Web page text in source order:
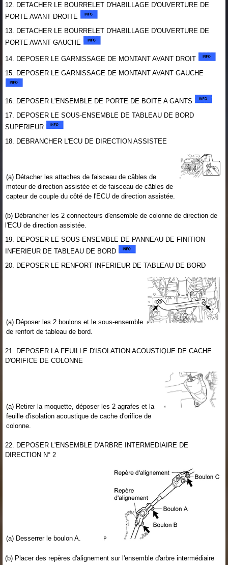
12. DETACHER LE BOURRELET D'HABILLAGE D'OUVERTURE DE
PORTE AVANT DROITE
13. DETACHER LE BOURRELET D'HABILLAGE D'OUVERTURE DE
PORTE AVANT GAUCHE
14. DEPOSER LE GARNISSAGE DE MONTANT AVANT DROIT
15. DEPOSER LE GARNISSAGE DE MONTANT AVANT GAUCHE
16. DEPOSER L'ENSEMBLE DE PORTE DE BOITE A GANTS
17. DEPOSER LE SOUS-ENSEMBLE DE TABLEAU DE BORD
SUPERIEUR
18. DEBRANCHER L'ECU DE DIRECTION ASSISTEE
(a) Détacher les attaches de faisceau de câbles de
moteur de direction assistée et de faisceau de câbles de
capteur de couple du côté de l'ECU de direction assistée.
(b) Débrancher les 2 connecteurs d'ensemble de colonne de direction de
l'ECU de direction assistée.
19. DEPOSER LE SOUS-ENSEMBLE DE PANNEAU DE FINITION
INFERIEUR DE TABLEAU DE BORD
20. DEPOSER LE RENFORT INFERIEUR DE TABLEAU DE BORD
(a) Déposer les 2 boulons et le sous-ensemble
de renfort de tableau de bord.
21. DEPOSER LA FEUILLE D'ISOLATION ACOUSTIQUE DE CACHE
D'ORIFICE DE COLONNE
(a) Retirer la moquette, déposer les 2 agrafes et la
feuille d'isolation acoustique de cache d'orifice de
colonne.
22. DEPOSER L'ENSEMBLE D'ARBRE INTERMEDIAIRE DE
DIRECTION N° 2
(a) Desserrer le boulon A.
(b) Placer des repères d'alignement sur l'ensemble d'arbre intermédiaire